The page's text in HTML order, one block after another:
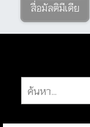
สื่อมัลติมีเดีย